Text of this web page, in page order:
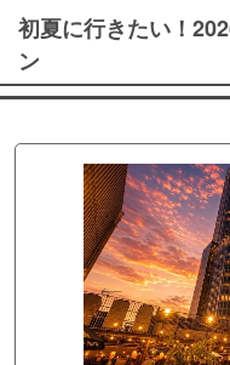
初夏に行きたい！
ン